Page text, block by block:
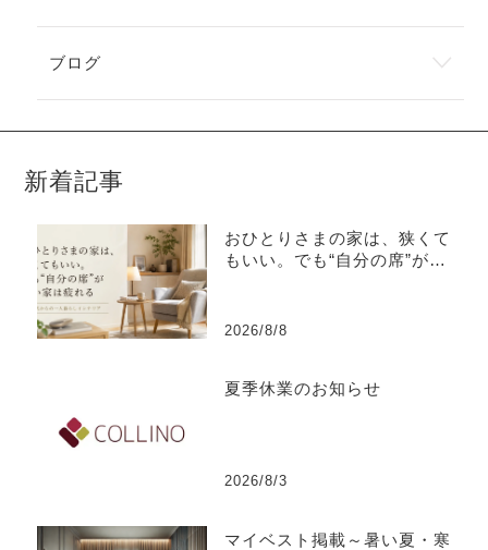
ブログ
新着記事
おひとりさまの家は、狭くて
もいい。でも“自分の席”がな
2026/8/8
夏季休業のお知らせ
2026/8/3
マイベスト掲載～暑い夏・寒